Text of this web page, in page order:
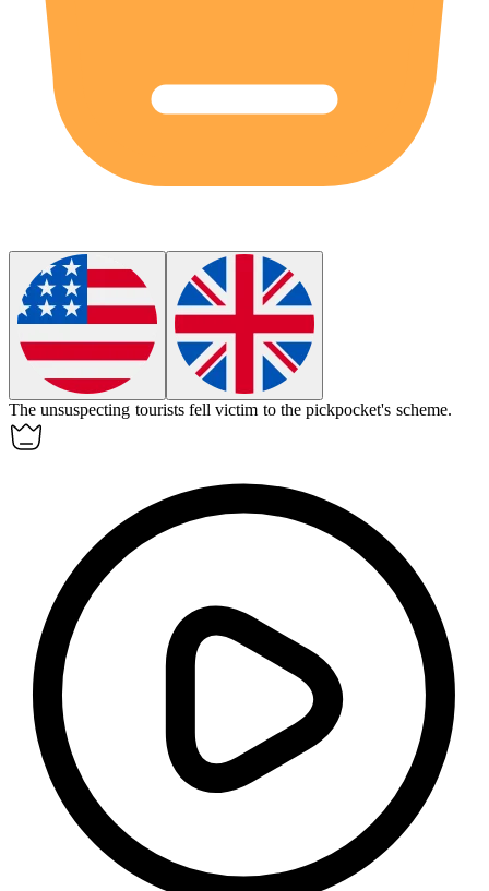
Theunsuspecting tourists fell victim to the pickpocket's scheme.